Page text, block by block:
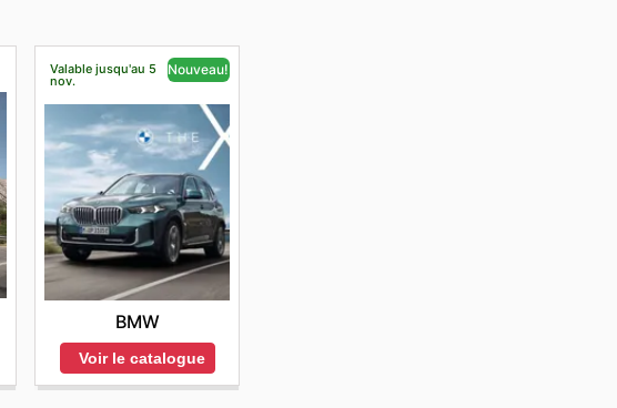
Valable jusqu'au 5
nov.
Nouveau!
BMW
Voir le catalogue